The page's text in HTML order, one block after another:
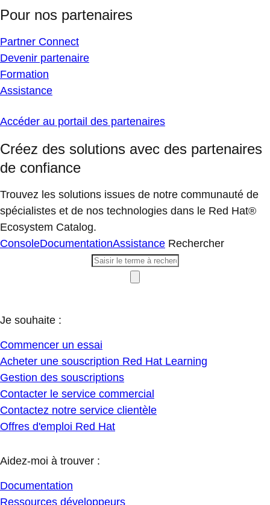
Pour nos partenaires
Partner Connect
Devenir partenaire
Formation
Assistance
Accéder au portail des partenaires
Créez des solutions avec des partenaires
de confiance
Trouvez les solutions issues de notre communauté de
spécialistes et de nos technologies dans le Red Hat®
Ecosystem Catalog.
ConsoleDocumentationAssistance Rechercher
Je souhaite :
Commencer un essai
Acheter une souscription Red Hat Learning
Gestion des souscriptions
Contacter le service commercial
Contactez notre service clientèle
Offres d'emploi Red Hat
Aidez-moi à trouver :
Documentation
Ressources développeurs